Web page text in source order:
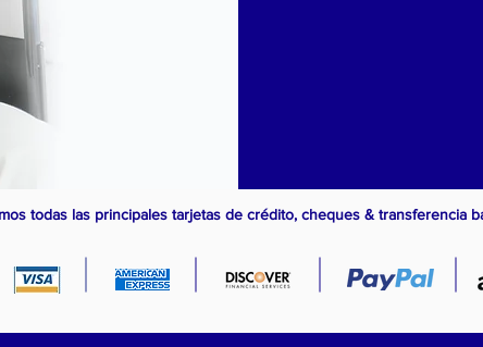
todas las principales tarjetas de crédito, cheques & transferencia